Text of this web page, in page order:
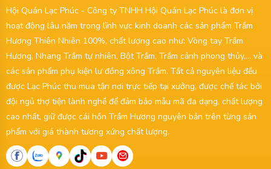
Hội Quán Lạc Phúc - Công ty TNHH Hội Quán Lạc Phúc là đơn vị
hoạt động lâu năm trong lĩnh vực kinh doanh các sản phẩm Trầm
Hương Thiên Nhiên 100%, chất lượng cao như: Vòng tay Trầm
Hương, Nhang Trầm tự nhiên, Bột Trầm, Trầm cảnh phong thủy,... và
các sản phẩm phụ kiện lư đồng xông Trầm. Tất cả nguyên liệu đều
được Lạc Phúc thu mua tận nơi trực tiếp tại xưởng, được chế tác bởi
đội ngủ thợ tiện lành nghề để đảm bảo mẫu mã đa dạng, chất lượng
cao nhất, giữ được cái hồn Trầm Hương nguyên bản trên từng sản
phẩm với giá thành tương xứng chất lượng.